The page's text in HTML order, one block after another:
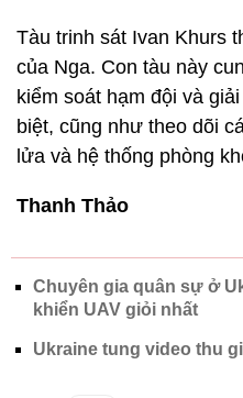
Tàu trinh sát Ivan Khurs
của Nga. Con tàu này
kiểm soát hạm đội và
biệt, cũng như theo dõi
lửa và hệ thống phòng
Thanh Thảo
Chuyên gia quân sự ở
khiển UAV giỏi nhất
Ukraine tung video thu